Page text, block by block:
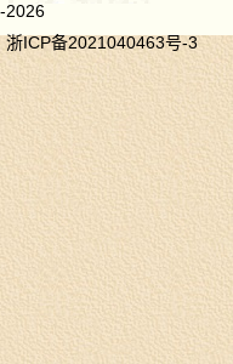
浙ICP备2021040463号-3